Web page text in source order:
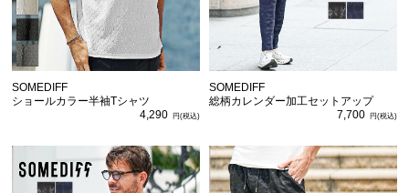
SOMEDIFF
ショールカラー半袖Tシャツ
4,290
SOMEDIFF
総柄カレンダー加工セットアップ
7,700